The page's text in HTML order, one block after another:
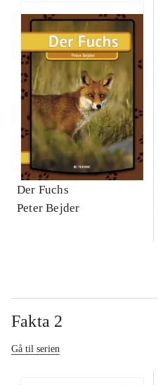
Der Fuchs
Peter Bejder
Fakta 2
Gå til serien